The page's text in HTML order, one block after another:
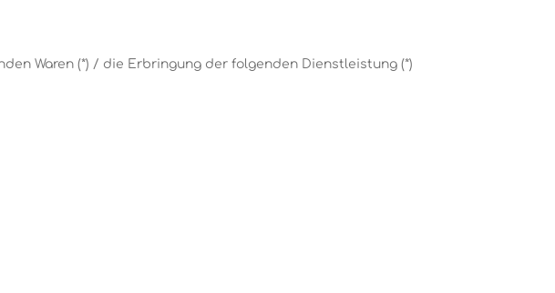
Waren (*) / die Erbringung der folgenden Dienstleistung (*)